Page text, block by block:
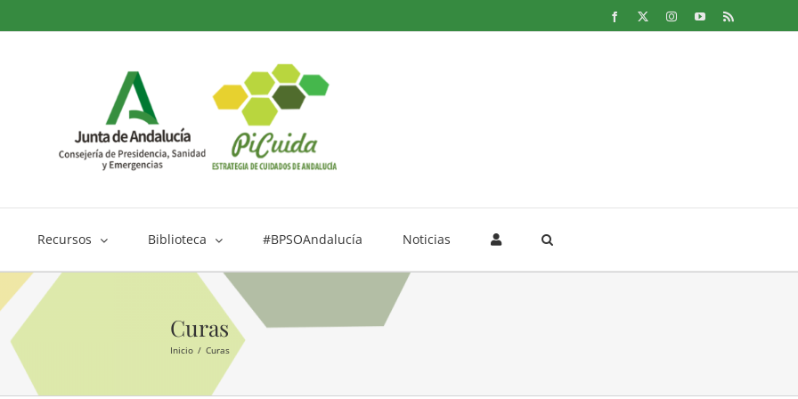
Facebook InstagramYouTubeRss
Recursos Biblioteca #BPSOAndalucía Noticias
Curas
Inicio Curas